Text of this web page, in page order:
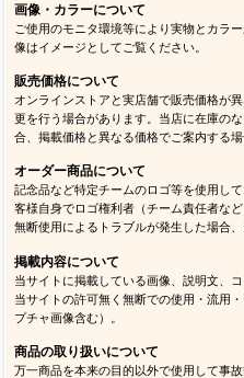
画像・カラーについて
ご使用のモニタ環境等により実物とカラ
像はイメージとしてご覧ください。
販売価格について
オンラインストアと実店舗で販売価格が
更を行う場合があります。当店に在庫の
合、掲載価格と異なる価格でご案内する場
オーダー商品について
記念品など特定チームのロゴ等を使用し
客様自身でロゴ権利者（チーム責任者な
無断使用によるトラブルが発生した場合
掲載内容について
当サイトに掲載している画像、説明文、
当サイトの許可無く無断での使用・流用
プチャ画像含む）。
商品の取り扱いについて
万一商品を本来の目的以外で使用して事